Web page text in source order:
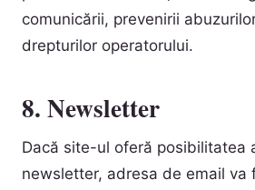
comunicării, prevenirii
drepturilor operatorului.
8. Newsletter
Dacă site-ul oferă posibilitatea
newsletter, adresa de email va